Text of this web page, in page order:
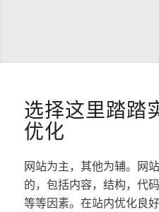
选择这里踏踏
优化
网站为主，其他为辅。网
的，包括内容，结构，代
等等因素。在站内优化良